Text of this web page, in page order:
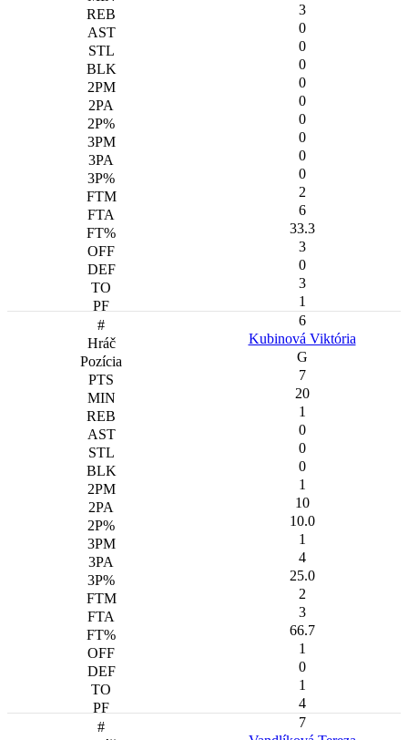
3
0
0
0
0
0
0
0
0
0
2
6
33.3
3
0
3
1
6
Kubinová Viktória
G
7
20
1
0
0
0
1
10
10.0
1
4
25.0
2
3
66.7
1
0
1
4
7